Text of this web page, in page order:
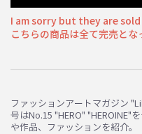
I am sorry but they are
こちらの商品は全て完売とな
ファッションアートマガジン
号はNo.15 "HERO" "HEROINE"
や作品、ファッションを紹介。